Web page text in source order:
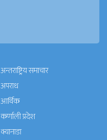
अन्तराष्ट्रिय समाचार
अपराध
आर्थिक
कर्णाली प्रदेश
क्यानाडा